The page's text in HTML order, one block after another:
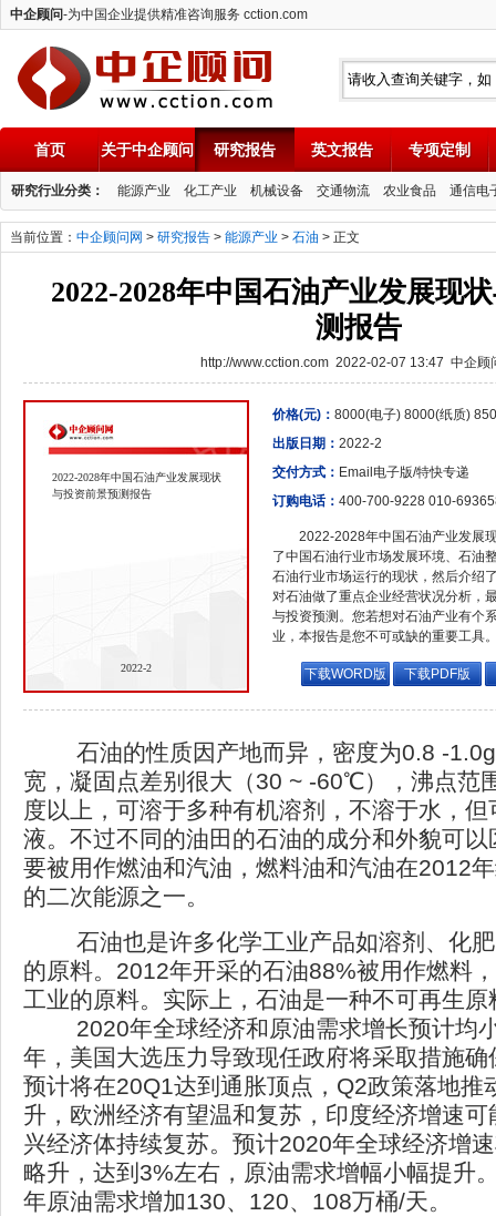
中企顾问-为中国企业提供精准咨询服务 cction.com
中企顾问
首页 关于中企顾问 研究报告 英文报告 专项定制
研究行业分类： 能源产业 化工产业 机械设备 交通物流 农业食品 通信电
当前位置： 中企顾问网 > 研究报告 > 能源产业 > 石油 > 正文
2022-2028年中国石油产业发展现
测报告
http://www.cction.com 2022-02-07 13:47 中企顾
2022-2028年中国石油产业发展现状
与投资前景预测报告
2022-2
价格(元)： 8000(电子) 8000(纸质)
出版日期： 2022-2
交付方式： Email电子版/特快专递
订购电话： 400-700-9228 010-
2022-2028年中国石油产业发展
了中国石油行业市场发展环境、石油
石油行业市场运行的现状，然后介绍
对石油做了重点企业经营状况分析，
与投资预测。您若想对石油产业有个
业，本报告是您不可或缺的重要工具
下载WORD版 下载PDF版
石油的性质因产地而异，密度为0.8 -
宽，凝固点差别很大（30 ~ -60℃），沸点范
度以上，可溶于多种有机溶剂，不溶于水，
液。不过不同的油田的石油的成分和外貌可
要被用作燃油和汽油，燃料油和汽油在2012
的二次能源之一。
石油也是许多化学工业产品如溶剂、化
的原料。2012年开采的石油88%被用作燃料
工业的原料。实际上，石油是一种不可再生原
2020年全球经济和原油需求增长预计均
年，美国大选压力导致现任政府将采取措施
预计将在20Q1达到通胀顶点，Q2政策落地推
升，欧洲经济有望温和复苏，印度经济增速
兴经济体持续复苏。预计2020年全球经济增
略升，达到3%左右，原油需求增幅小幅提升
年原油需求增加130、120、108万桶/天。